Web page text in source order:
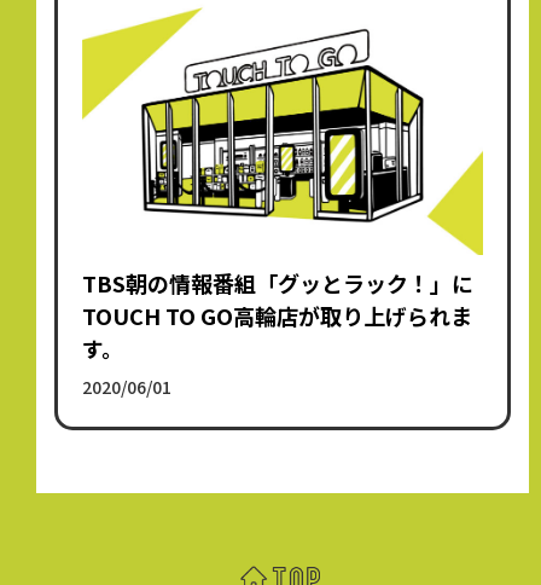
TBS朝の情報番組「グッとラック！」に
TOUCH TO GO高輪店が取り上げられま
す。
2020/06/01